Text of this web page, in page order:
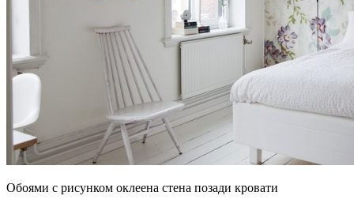
Обоями с рисунком оклеена стена позади кровати